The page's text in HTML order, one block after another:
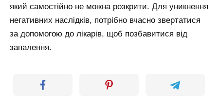
який самостійно не можна розкрити. Для уникнення
негативних наслідків, потрібно вчасно звертатися
за допомогою до лікарів, щоб позбавитися від
запалення.